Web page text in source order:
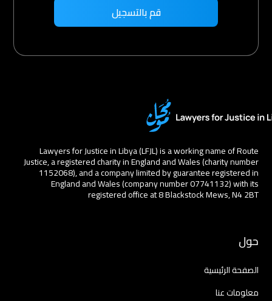
Lawyers for Justice in Libya (LFJL) is a working name of Route
Justice, a registered charity in England and Wales (charity number
1152068), and a company limited by guarantee registered in
England and Wales (company number 07741132) with its
registered office at 8 Blackstock Mews, N4 2BT
حول
الصفحة الرئيسية
معلومات عنا